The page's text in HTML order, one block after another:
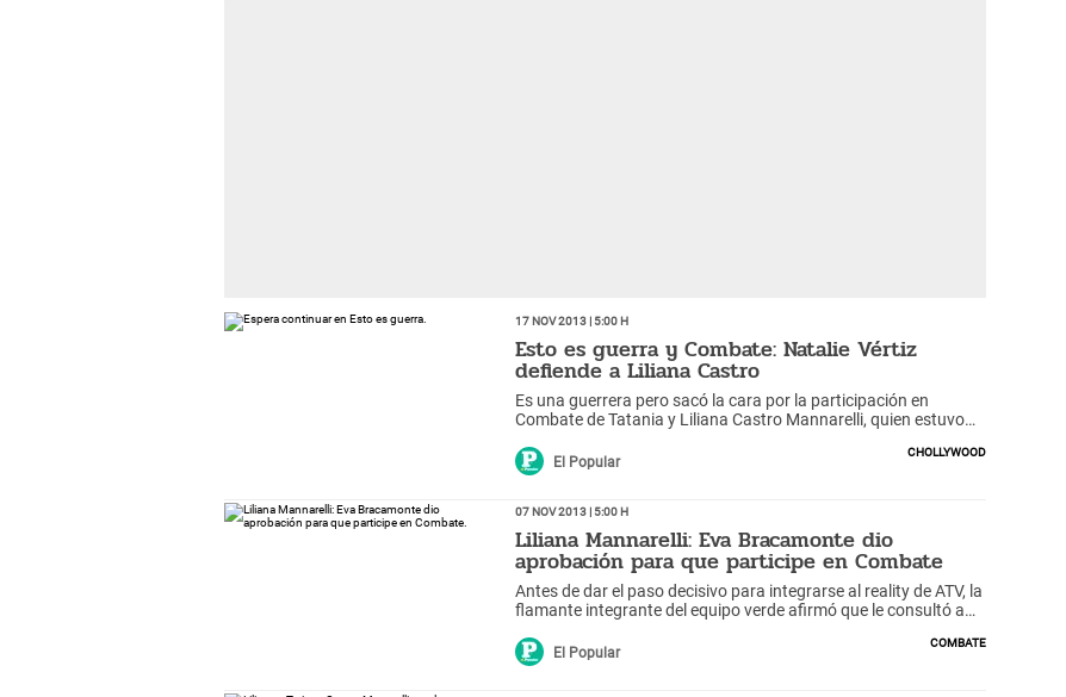
17 Nov 2013 | 5:00 h
Esto es guerra y Combate: Natalie Vértiz
defiende a Liliana Castro
Es una guerrera pero sacó la cara por la participación en
Combate de Tatania y Liliana Castro Mannarelli, quien estuvo
El Popular
Chollywood
07 Nov 2013 | 5:00 h
Liliana Mannarelli: Eva Bracamonte dio
aprobación para que participe en Combate
Antes de dar el paso decisivo para integrarse al reality de ATV, la
flamante integrante del equipo verde afirmó que le consultó a
El Popular
Combate